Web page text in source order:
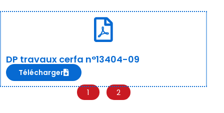
DP travaux cerfa n°13404-09
Télécharger
1 2